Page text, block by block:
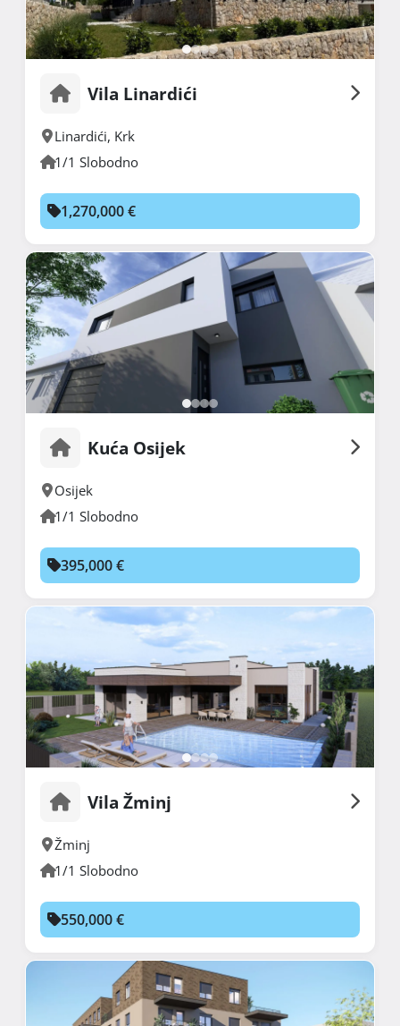
Vila Linardići
Linardići, Krk
1/1 Slobodno
1,270,000 €
Kuća Osijek
Osijek
1/1 Slobodno
395,000 €
Vila Žminj
Žminj
1/1 Slobodno
550,000 €